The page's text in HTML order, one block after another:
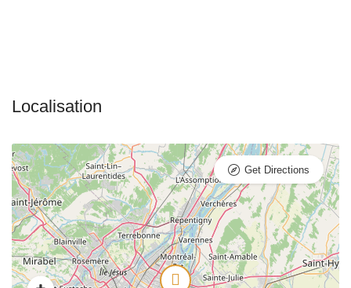
Get Directions